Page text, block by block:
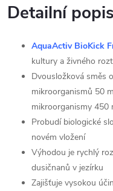
Detailní
AquaActiv BioKick
kultury a živného
Dvousložková směs
mikroorganismů 50
mikroorganismy 450
Probudí biologické
novém vložení
Výhodou je rychlý
dusičnanů v jezírku
Zajišťuje vysokou